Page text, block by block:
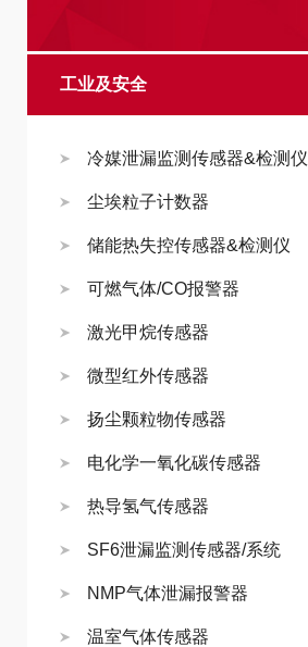
工业及安全
冷媒泄漏监测传感器&检测仪
尘埃粒子计数器
储能热失控传感器&检测仪
可燃气体/CO报警器
激光甲烷传感器
微型红外传感器
扬尘颗粒物传感器
电化学一氧化碳传感器
热导氢气传感器
SF6泄漏监测传感器/系统
NMP气体泄漏报警器
温室气体传感器